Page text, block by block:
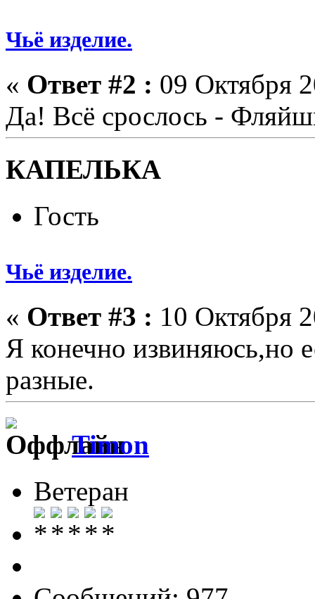
Чьё изделие.
« Ответ #2 : 09 Октября
Да! Всё срослось -
КАПЕЛЬКА
Гость
Чьё изделие.
« Ответ #3 : 10 Октября
Я конечно извиняюсь,но
разные.
Timon
Ветеран